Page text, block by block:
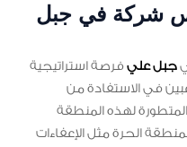
شركة في جبل
جبل عليفرصة استراتيجية
في الاستفادة من
المتطورة لهذه المنطقة
الحرة مثل الإعفاءات